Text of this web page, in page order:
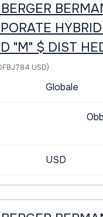
"M" $ DIST
USD)
Globale
USD